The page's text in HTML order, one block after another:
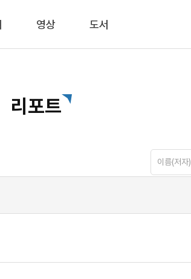
영상 도서
리포트
이름(저자)